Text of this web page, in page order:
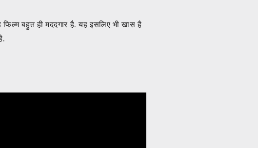
बहुत ही मददगार है. यह इसलिए भी खास है